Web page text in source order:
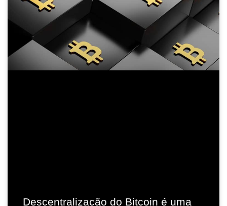
Descentralização do Bitcoin é uma